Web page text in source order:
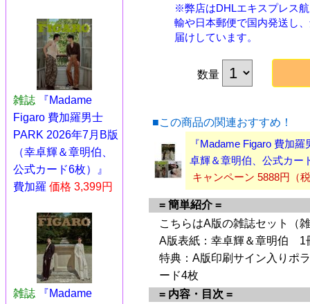
雑誌
『Madame
Figaro 費加羅男士
PARK 2026年7月B版
（幸卓輝＆章明伯、
公式カード6枚）』
費加羅 価格 3,399円
雑誌
『Madame
※弊店はDHLエキスプレス
輸や日本郵便で国内発送し
届けしています。
数量
■この商品の関連おすすめ！
『Madame Figaro 費加
卓輝＆章明伯、公式カー
キャンペーン 5888円（
= 簡単紹介 =
こちらはA版の雑誌セット（
A版表紙：幸卓輝＆章明伯 1
特典：A版印刷サイン入りポ
ード4枚
= 内容・目次 =